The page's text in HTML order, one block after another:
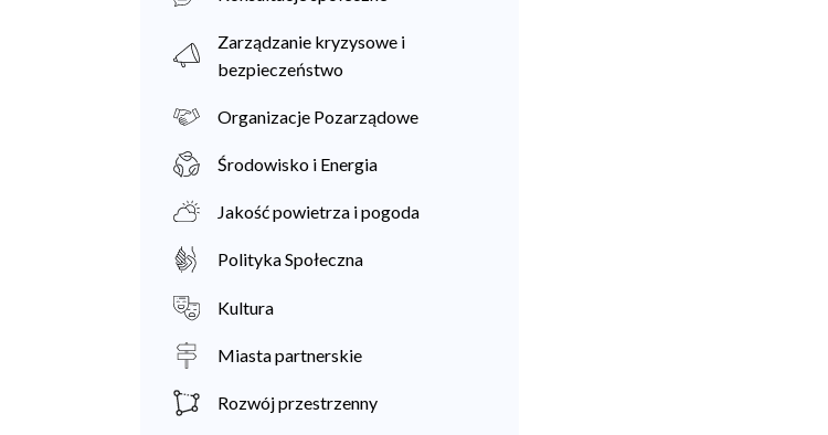
Zarządzanie kryzysowe i
bezpieczeństwo
Organizacje Pozarządowe
Środowisko i Energia
Jakość powietrza i pogoda
Polityka Społeczna
Kultura
Miasta partnerskie
Rozwój przestrzenny